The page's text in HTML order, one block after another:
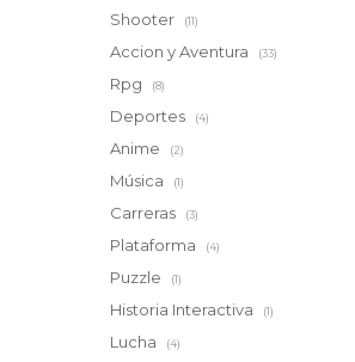
Shooter (11)
Accion y Aventura (33)
Rpg (8)
Deportes (4)
Anime (2)
Música (1)
Carreras (3)
Plataforma (4)
Puzzle (1)
Historia Interactiva (1)
Lucha (4)